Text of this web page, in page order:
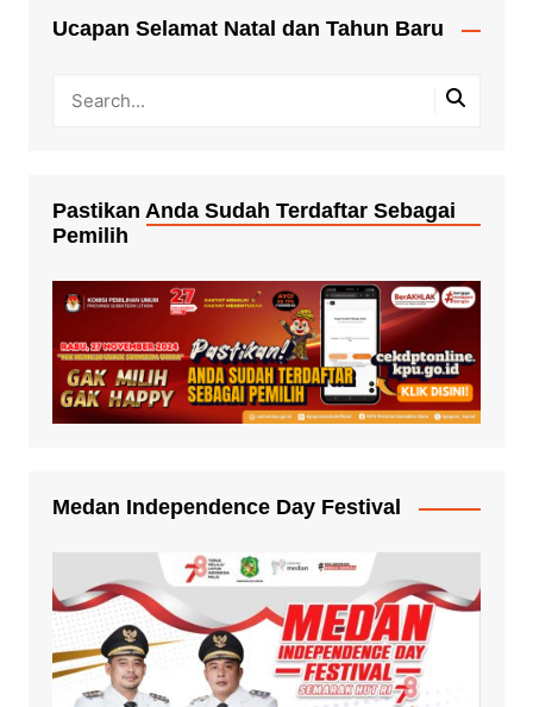
Ucapan Selamat Natal dan Tahun Baru
Pastikan Anda Sudah Terdaftar Sebagai
Pemilih
Medan Independence Day Festival